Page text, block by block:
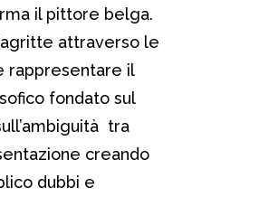
il pittore belga.
attraverso le
rappresentare il
fondato sul
tra
creando
dubbi e